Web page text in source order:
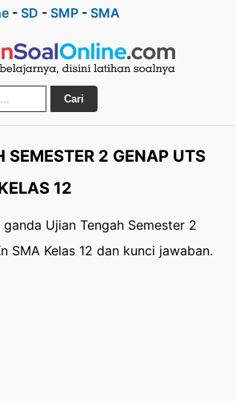
- SD - SMP - SMA
Cari
SEMESTER 2 GENAP UTS
12
Ujian Tengah Semester 2
SMA Kelas 12 dan kunci jawaban.